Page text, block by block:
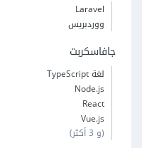
Laravel
ووردبريس
جافاسكربت
لغة TypeScript
Node.js
React
Vue.js
(و 3 أكثر)